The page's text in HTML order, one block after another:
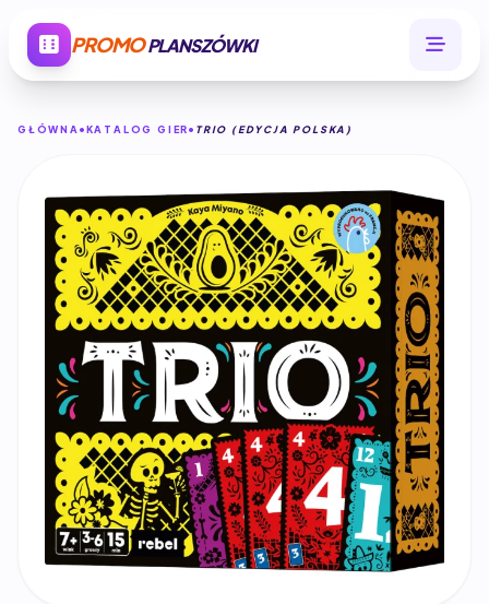
PROMOPLANSZÓWKI
GŁÓWNA KATALOG GIER TRIO (EDYCJA POLSKA)